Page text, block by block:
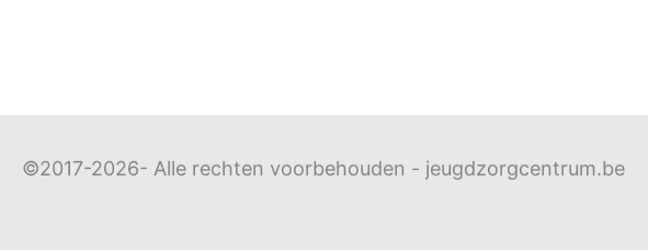
©2017-2026- Alle rechten voorbehouden - jeugdzorgcentrum.be